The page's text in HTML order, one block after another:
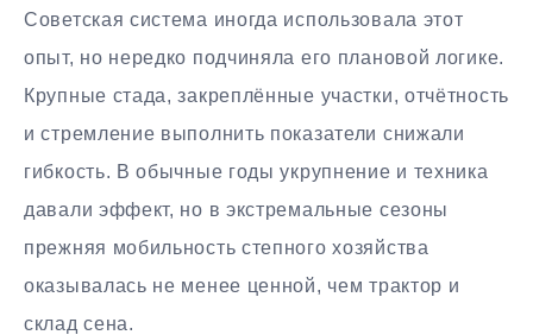
Советская система иногда использовала этот
опыт, но нередко подчиняла его плановой логике.
Крупные стада, закреплённые участки, отчётность
и стремление выполнить показатели снижали
гибкость. В обычные годы укрупнение и техника
давали эффект, но в экстремальные сезоны
прежняя мобильность степного хозяйства
оказывалась не менее ценной, чем трактор и
склад сена.